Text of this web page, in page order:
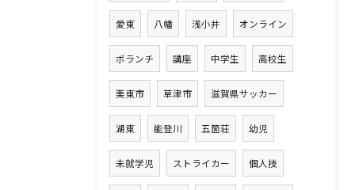
愛東 八幡 浅小井 オンライン
ボランチ 講座 中学生 高校生
栗東市 草津市 滋賀県サッカー
湖東 能登川 五箇荘 幼児
未就学児 ストライカー 個人技